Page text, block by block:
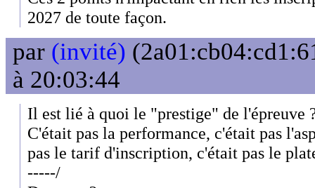
2027 de toute façon.
par (invité)
à 20:03:44
Il est lié à quoi le "prestige" de l'épreuve
C'était pas la performance, c'était pas
pas le tarif d'inscription, c'était pas le
-----/